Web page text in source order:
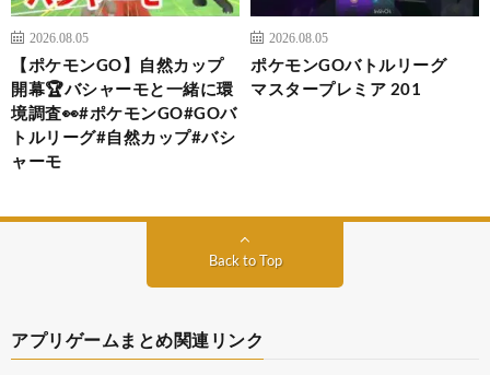
2026.08.05
【ポケモンGO】自然カップ
開幕🏆バシャーモと一緒に環
境調査👀#ポケモンGO#GOバ
トルリーグ#自然カップ#バシ
ャーモ
2026.08.05
ポケモンGOバトルリーグ
マスタープレミア 201
Back to Top
アプリゲームまとめ関連リンク